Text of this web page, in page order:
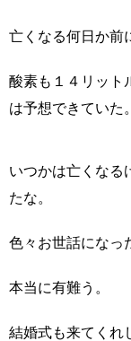
亡くなる何日か前
酸素も１４リット
は予想できていた。
いつかは亡くなる
たな。
色々お世話になっ
本当に有難う。
結婚式も来てくれ